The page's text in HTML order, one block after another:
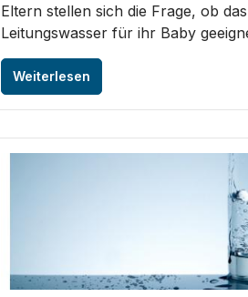
Eltern stellen sich die Frage, ob
Leitungswasser für ihr Baby
Weiterlesen